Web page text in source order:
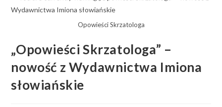
Opowieści Skrzatologa
„Opowieści Skrzatologa” –
nowość z Wydawnictwa Imiona
słowiańskie